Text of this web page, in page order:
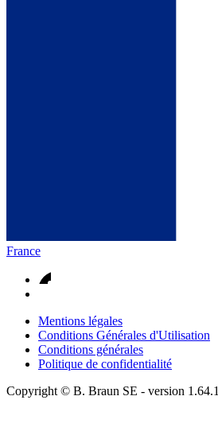
France
Mentions légales
Conditions Générales d'Utilisation
Conditions générales
Politique de confidentialité
Copyright © B. Braun SE - version 1.64.1